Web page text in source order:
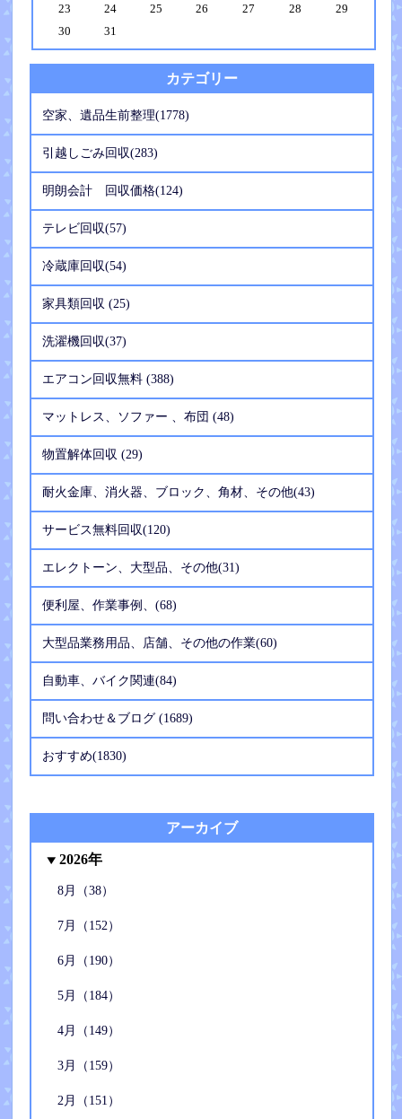
23
24 25 26 27 28
29
30
31
カテゴリー
空家、遺品生前整理(1778)
引越しごみ回収(283)
明朗会計 回収価格(124)
テレビ回収(57)
冷蔵庫回収(54)
家具類回収 (25)
洗濯機回収(37)
エアコン回収無料 (388)
マットレス、ソファー 、布団 (48)
物置解体回収 (29)
耐火金庫、消火器、ブロック、角材、その他(43)
サービス無料回収(120)
エレクトーン、大型品、その他(31)
便利屋、作業事例、(68)
大型品業務用品、店舗、その他の作業(60)
自動車、バイク関連(84)
問い合わせ＆ブログ (1689)
おすすめ(1830)
アーカイブ
2026年
8月（38）
7月（152）
6月（190）
5月（184）
4月（149）
3月（159）
2月（151）